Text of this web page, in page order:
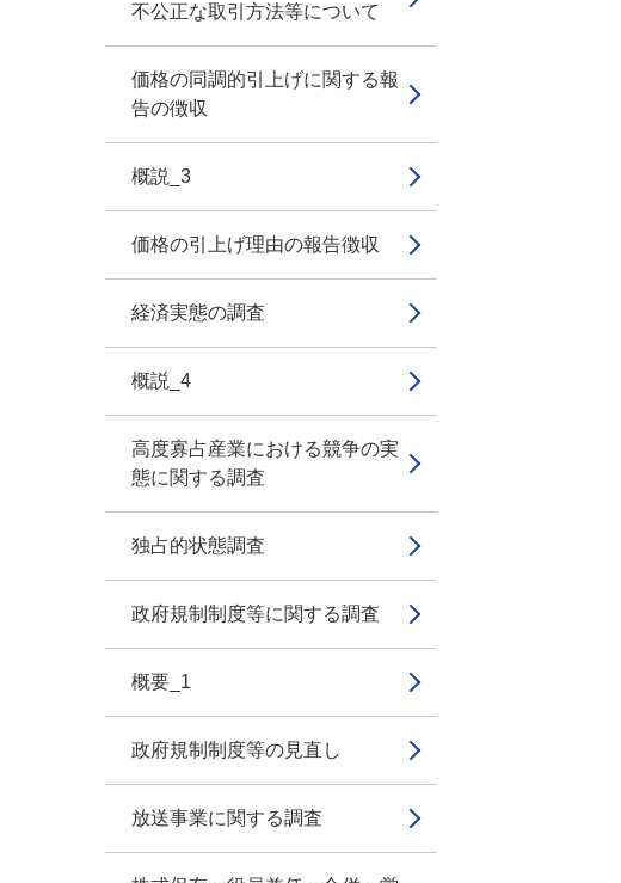
不公正な取引方法等について
価格の同調的引上げに関する報
告の徴収
概説_3
価格の引上げ理由の報告徴収
経済実態の調査
概説_4
高度寡占産業における競争の実
態に関する調査
独占的状態調査
政府規制制度等に関する調査
概要_1
政府規制制度等の見直し
放送事業に関する調査